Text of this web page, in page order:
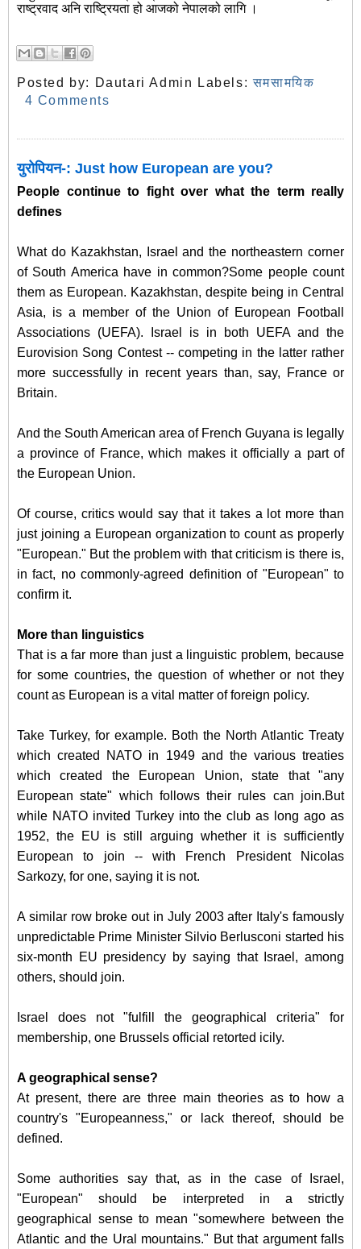
राष्ट्रवाद अनि राष्ट्रियता हो आजको नेपालको लागि ।
Posted by: Dautari Admin Labels:समसामयिक
4 Comments
युरोपियन-: Just how European are you?
People continue to fight over what the term really
defines
What do Kazakhstan, Israel and the northeastern corner
of South America have in common?Some people count
them as European. Kazakhstan, despite being in Central
Asia, is a member of the Union of European Football
Associations (UEFA). Israel is in both UEFA and the
Eurovision Song Contest -- competing in the latter rather
more successfully in recent years than, say, France or
Britain.
And the South American area of French Guyana is legally
a province of France, which makes it officially a part of
the European Union.
Of course, critics would say that it takes a lot more than
just joining a European organization to count as properly
"European." But the problem with that criticism is there is,
in fact, no commonly-agreed definition of "European" to
confirm it.
More than linguistics
That is a far more than just a linguistic problem, because
for some countries, the question of whether or not they
count as European is a vital matter of foreign policy.
Take Turkey, for example. Both the North Atlantic Treaty
which created NATO in 1949 and the various treaties
which created the European Union, state that "any
European state" which follows their rules can join.But
while NATO invited Turkey into the club as long ago as
1952, the EU is still arguing whether it is sufficiently
European to join -- with French President Nicolas
Sarkozy, for one, saying it is not.
A similar row broke out in July 2003 after Italy's famously
unpredictable Prime Minister Silvio Berlusconi started his
six-month EU presidency by saying that Israel, among
others, should join.
Israel does not "fulfill the geographical criteria" for
membership, one Brussels official retorted icily.
A geographical sense?
At present, there are three main theories as to how a
country's "Europeanness," or lack thereof, should be
defined.
Some authorities say that, as in the case of Israel,
"European" should be interpreted in a strictly
geographical sense to mean "somewhere between the
Atlantic and the Ural mountains." But that argument falls